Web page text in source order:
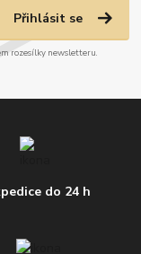
Přihlásit se
rozesílky newsletteru.
do 24 h